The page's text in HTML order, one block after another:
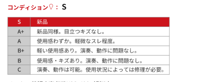
中古 ヴィンテージ
コンディション
： S